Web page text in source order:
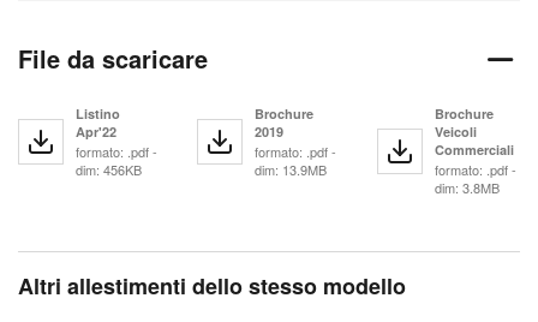
File da scaricare
Listino
Apr'22
formato: .pdf -
dim: 456KB
Brochure
2019
formato: .pdf -
dim: 13.9MB
Brochure
Veicoli
Commerciali
formato: .pdf -
dim: 3.8MB
Altri allestimenti dello stesso modello